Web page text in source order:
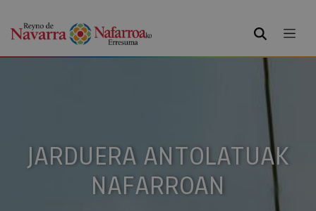
BILATU
JARDUERA ANTOLATUAK
NAFARROAN